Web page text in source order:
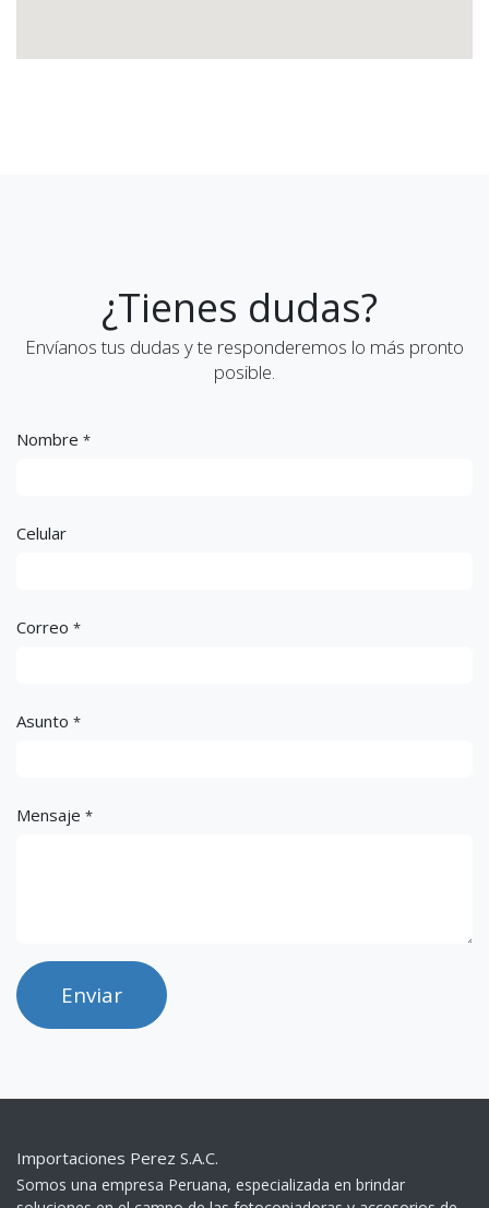
¿Tienes dudas?
Envíanos tus dudas y te responderemos lo más pronto
posible.
Nombre *
Celular
Correo *
Asunto *
Mensaje *
Enviar
Importaciones Perez S.A.C.
Somos una empresa Peruana, especializada en brindar